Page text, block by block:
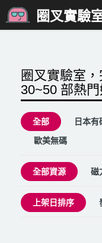
圈叉實驗
圈叉實驗室
30~50 部熱門
全部 日本有
歐美無碼
全部資源 磁
上架日排序